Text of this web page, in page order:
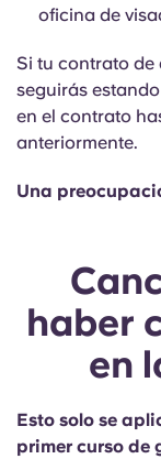
oficina de
Si tu contrato de
seguirás
en el contrato
anteriormente.
Una
haber
en
Esto solo se
primer curso de